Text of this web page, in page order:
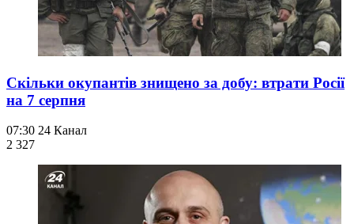
Скільки окупантів знищено за добу: втрати Росії
на 7 серпня
07:30 24 Канал
2 327